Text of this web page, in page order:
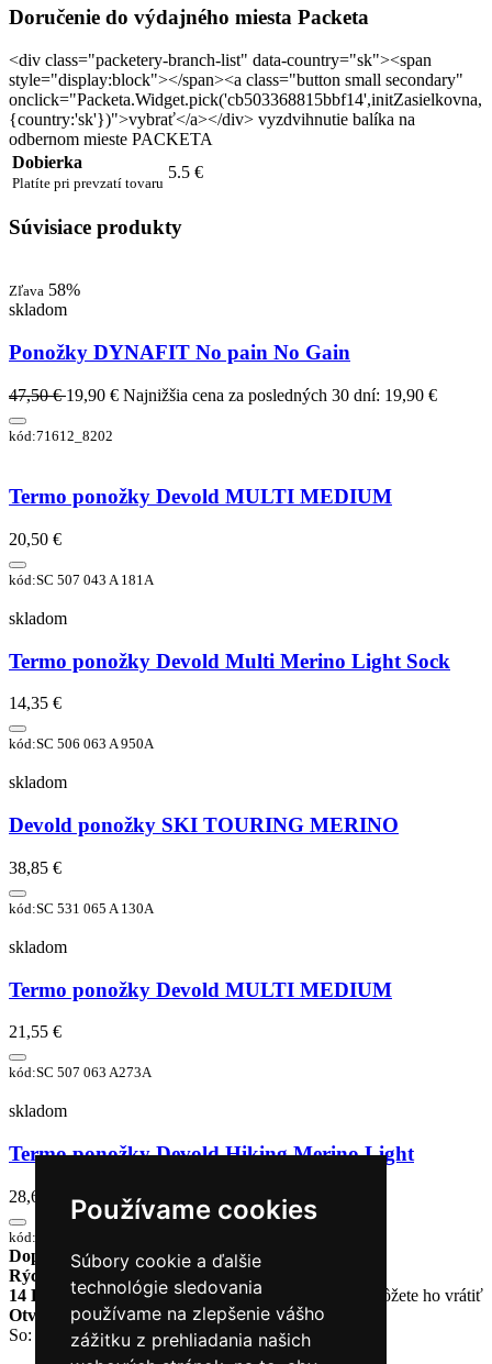
Používame cookies
Súbory cookie a ďalšie
technológie sledovania
používame na zlepšenie vášho
zážitku z prehliadania našich
Doručenie do výdajného miesta Packeta
<div class="packetery-branch-list" data-country="sk"><span
style="display:block"></span><a class="button small secondary"
onclick="Packeta.Widget.pick('cb503368815bbf14',initZasielkovna,
{country:'sk'})">vybrať</a></div> vyzdvihnutie balíka na
odbernom mieste PACKETA
Dobierka
Platíte pri prevzatí tovaru
5.5 €
Súvisiace produkty
Zľava 58%
skladom
Ponožky DYNAFIT No pain No Gain
47,50 €19,90 € Najnižšia cena za posledných 30 dní: 19,90 €
kód:71612_8202
Termo ponožky Devold MULTI MEDIUM
20,50 €
kód:SC 507 043 A 181A
skladom
Termo ponožky Devold Multi Merino Light Sock
14,35 €
kód:SC 506 063 A 950A
skladom
Devold ponožky SKI TOURING MERINO
38,85 €
kód:SC 531 065 A 130A
skladom
Termo ponožky Devold MULTI MEDIUM
21,55 €
kód:SC 507 063 A273A
skladom
Termo ponožky Devold Hiking Merino Light
28,60 €
kód:SC 566 063 A 291A
Doprava zadarmo pri objednávke nad 230€
Rýchle dodanieTovar Vám odošleme do 24 hodín
14 Dní na vrátenie tovaruAk Vám tovar nesadne, môžete ho vrátiť
Otvorené celý týždeň Po - pia: 8:30 - 16:30
So: 9:00 - 12:00